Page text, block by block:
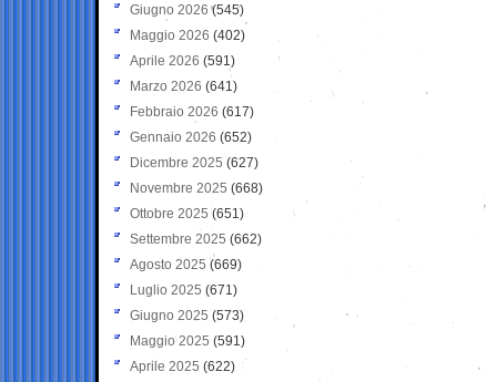
Giugno 2026 (545)
Maggio 2026 (402)
Aprile 2026 (591)
Marzo 2026 (641)
Febbraio 2026 (617)
Gennaio 2026 (652)
Dicembre 2025 (627)
Novembre 2025 (668)
Ottobre 2025 (651)
Settembre 2025 (662)
Agosto 2025 (669)
Luglio 2025 (671)
Giugno 2025 (573)
Maggio 2025 (591)
Aprile 2025 (622)